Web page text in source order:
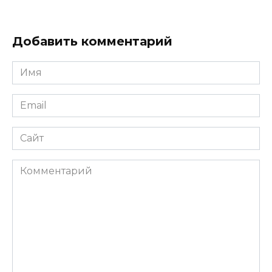
Добавить комментарий
Имя
*
Email
*
Сайт
Комментарий